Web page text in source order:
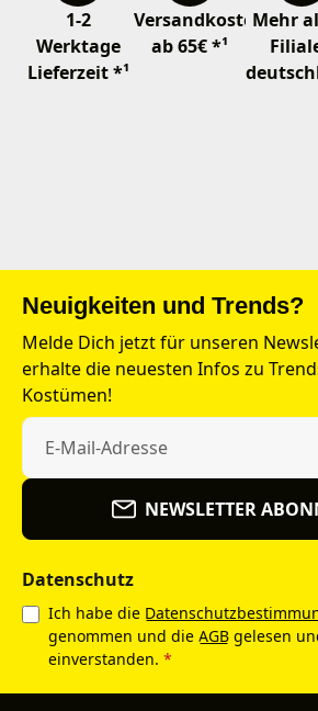
1-2
Werktage
Lieferzeit *¹
Versandkostenfrei
ab 65€ *¹
Mehr
Neuigkeiten und Trends?
Melde Dich jetzt für unseren
erhalte die neuesten Infos zu
Kostümen!
NEWSLETTER
Datenschutz
Ich habe die
genommen und die AGB gelesen
einverstanden. *